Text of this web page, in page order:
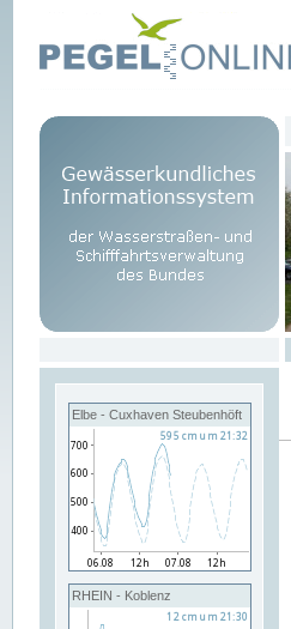
Elbe - Cuxhaven Steubenhöft
RHEIN - Koblenz